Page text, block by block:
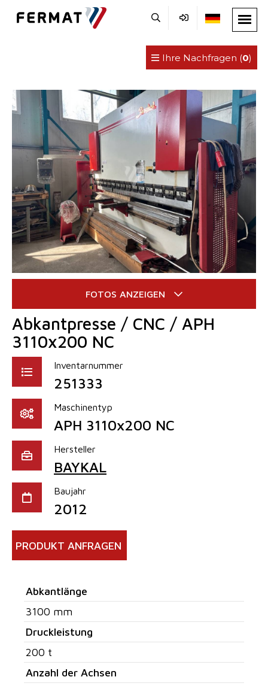
Ihre Nachfragen (0)
Abkantpresse / CNC / APH
3110x200 NC
Inventarnummer
251333
Maschinentyp
APH 3110x200 NC
Hersteller
BAYKAL
Baujahr
2012
PRODUKT ANFRAGEN
Abkantlänge
3100 mm
Druckleistung
200 t
Anzahl der Achsen